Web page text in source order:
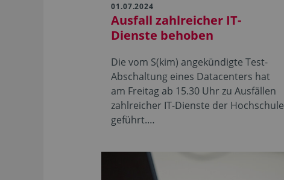
01.07.2024
Ausfall zahlreicher IT-
Dienste behoben
Die vom S(kim) angekündigte Test-
Abschaltung eines Datacenters hat
am Freitag ab 15.30 Uhr zu Ausfällen
zahlreicher IT-Dienste der Hochschule
geführt.…